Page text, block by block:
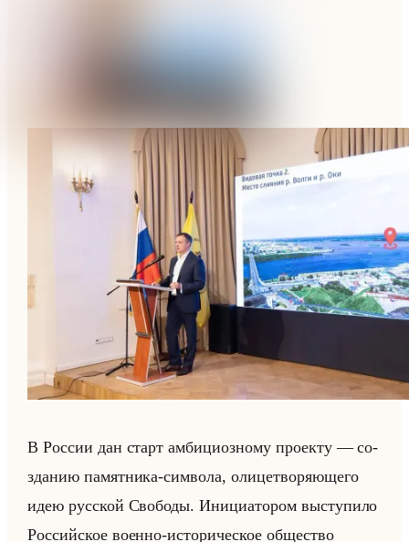
В Рос­сии дан старт ам­би­ци­оз­но­му про­ек­ту — со­
зда­нию па­мят­ни­ка-сим­во­ла, оли­це­тво­ря­юще­го
идею рус­ской Сво­бо­ды. Ини­ци­ато­ром вы­сту­пи­ло
Рос­сийское во­ен­но-ис­то­ри­че­ское об­ще­ство